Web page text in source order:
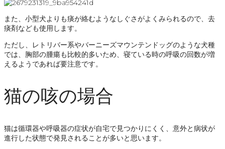
また、小型犬よりも痰が絡むようなしぐさがよくみられるので、去
痰剤なども使用します。
ただし、レトリバー系やバーニーズマウンテンドッグのような犬種
では、胸部の腫瘍も比較的多いため、寝ている時の呼吸の回数が増
えるようであれば要注意です。
猫の咳の場合
猫は循環器や呼吸器の症状が自宅で見つかりにくく、意外と病状が
進行した状態で発見されることが多いと思います。